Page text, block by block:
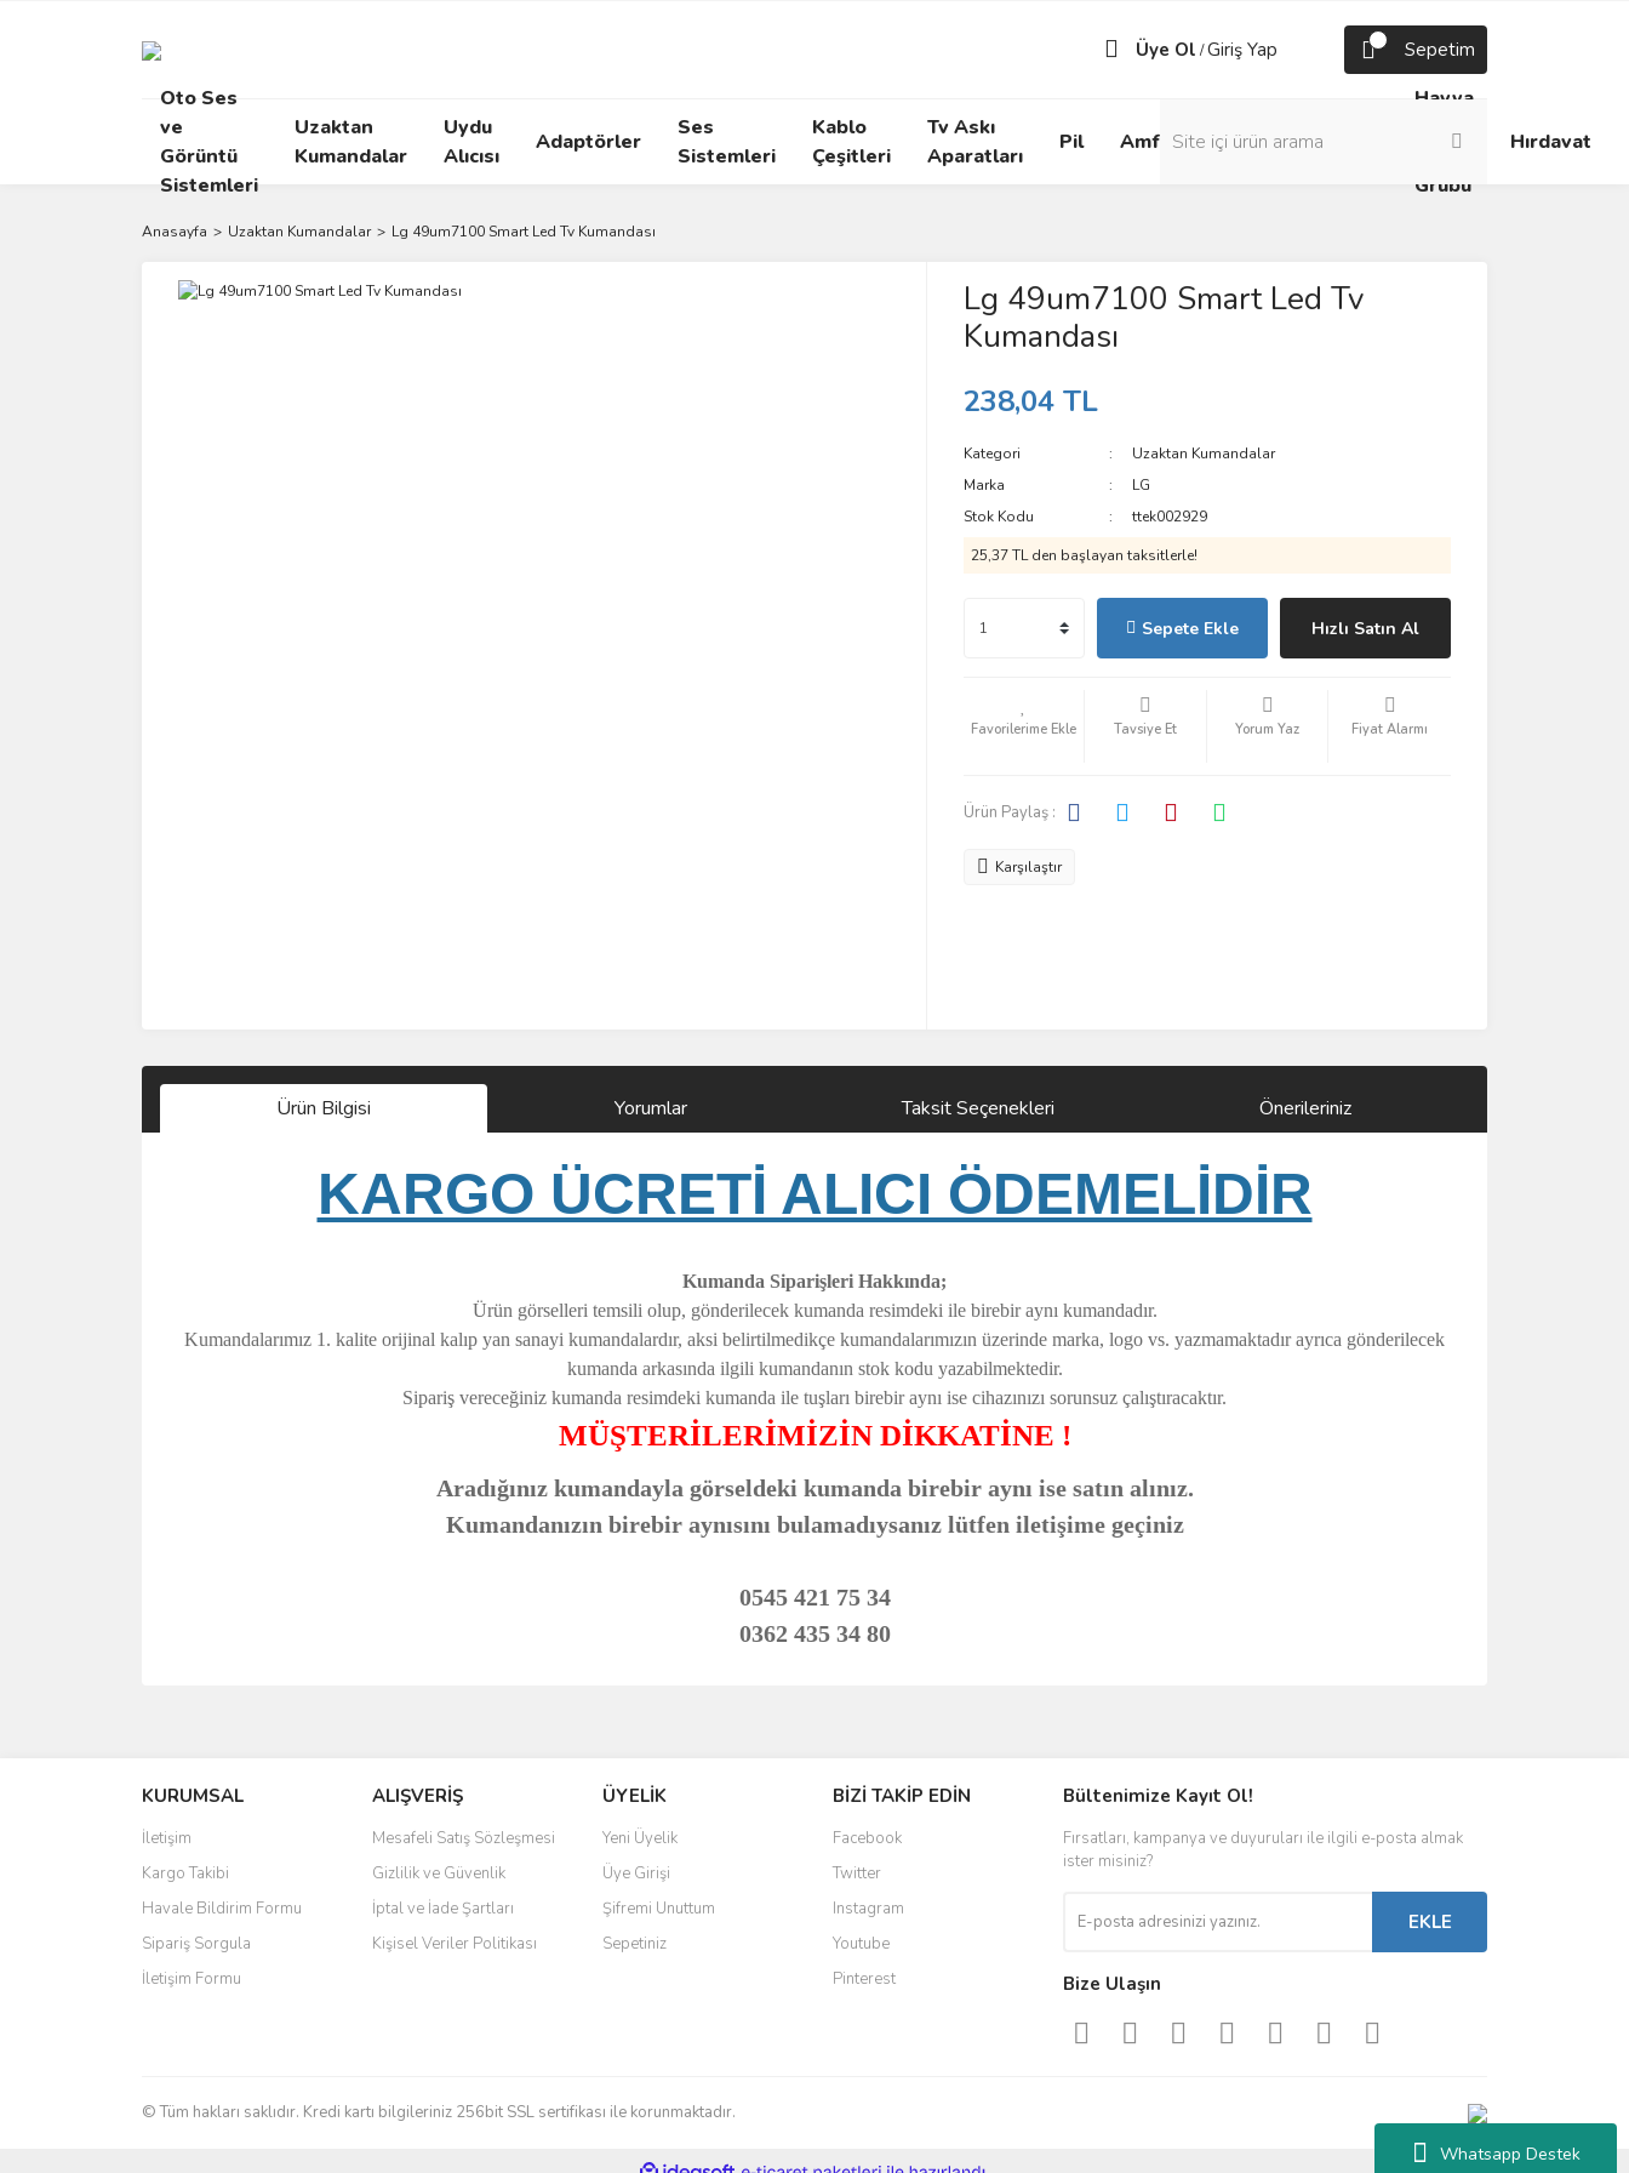
Whatsapp Destek
Üye Ol /Giriş Yap Sepetim
Oto Ses
ve
Görüntü
Sistemleri
Uzaktan
Kumandalar
Uydu
Alıcısı
Adaptörler
Ses
Sistemleri
Kablo
Çeşitleri
Tv Askı
Aparatları
Pil Amfi
Box
Prizler
Havya
Lehim
Grubu
Hırdavat
Anasayfa Uzaktan Kumandalar Lg 49um7100 Smart Led Tv Kumandası
Lg 49um7100 Smart Led Tv
Kumandası
238,04 TL
Kategori
Uzaktan Kumandalar
Marka
LG
Stok Kodu
ttek002929
25,37 TL den başlayan taksitlerle!
Sepete Ekle Hızlı Satın Al
Tavsiye Et Yorum Yaz Fiyat Alarmı
Ürün Paylaş :
Karşılaştır
Ürün Bilgisi Yorumlar Taksit Seçenekleri Önerileriniz
KARGO ÜCRETİ ALICI ÖDEMELİDİR
Kumanda Siparişleri Hakkında;
Ürün görselleri temsili olup, gönderilecek kumanda resimdeki ile birebir aynı kumandadır.
Kumandalarımız 1. kalite orijinal kalıp yan sanayi kumandalardır, aksi belirtilmedikçe kumandalarımızın üzerinde marka, logo vs. yazmamaktadır ayrıca gönderilecek
kumanda arkasında ilgili kumandanın stok kodu yazabilmektedir.
Sipariş vereceğiniz kumanda resimdeki kumanda ile tuşları birebir aynı ise cihazınızı sorunsuz çalıştıracaktır.
MÜŞTERİLERİMİZİN DİKKATİNE !
Aradığınız kumandayla görseldeki kumanda birebir aynı ise satın alınız.
Kumandanızın birebir aynısını bulamadıysanız lütfen iletişime geçiniz
0545 421 75 34
0362 435 34 80
Ürün resmi kalitesiz, bozuk veya görüntülenemiyor.
Ürün açıklamasında eksik bilgiler bulunuyor.
Ürün bilgilerinde hatalar bulunuyor.
Ürün fiyatı diğer sitelerden daha pahalı.
Bu ürüne benzer farklı alternatifler olmalı.
KURUMSAL
İletişim
Kargo Takibi
Havale Bildirim Formu
Sipariş Sorgula
İletişim Formu
ALIŞVERİŞ
Mesafeli Satış Sözleşmesi
Gizlilik ve Güvenlik
İptal ve İade Şartları
Kişisel Veriler Politikası
ÜYELİK
Yeni Üyelik
Üye Girişi
Şifremi Unuttum
Sepetiniz
BİZİ TAKİP EDİN
Facebook
Twitter
Instagram
Youtube
Pinterest
Bültenimize Kayıt Ol!
Fırsatları, kampanya ve duyuruları ile ilgili e-posta almak
ister misiniz?
EKLE
Bize Ulaşın
© Tüm hakları saklıdır. Kredi kartı bilgileriniz 256bit SSL sertifikası ile korunmaktadır.